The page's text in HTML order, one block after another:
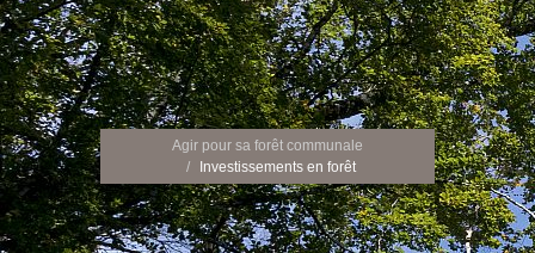
Agir pour sa forêt communale
Investissements en forêt